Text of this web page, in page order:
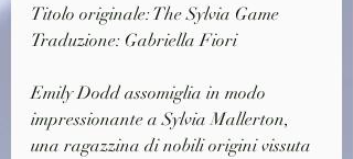
Titolo originale: The Sylvia Game
Traduzione: Gabriella Fiori
Emily Dodd assomiglia in modo
impressionante a Sylvia Mallerton,
una ragazzina di nobili origini vissuta